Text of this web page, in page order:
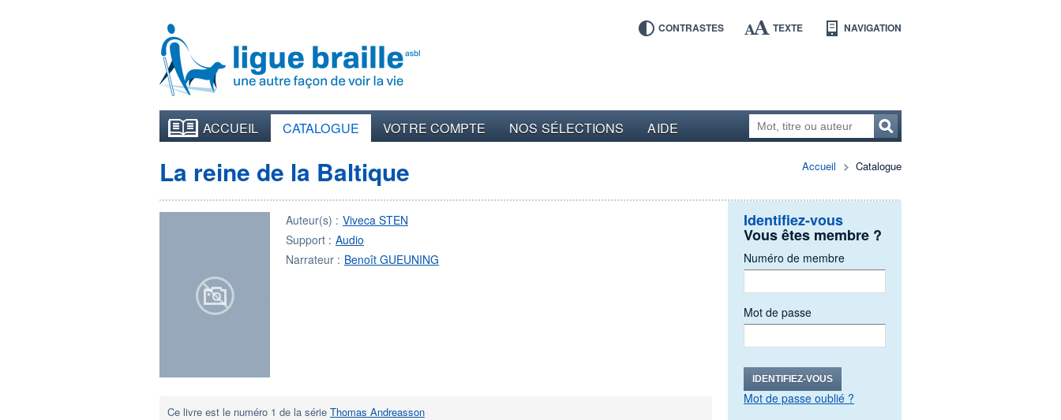
CONTRASTES TEXTE NAVIGATION
ACCUEIL CATALOGUE VOTRE COMPTE NOS SÉLECTIONS AIDE
Accueil Catalogue
La reine de la Baltique
Auteur(s) : Viveca STEN
Support : Audio
Narrateur : Benoît GUEUNING
Ce livre est le numéro 1 de la série Thomas Andreasson
Identifiez-vous
Vous êtes membre ?
Numéro de membre
Mot de passe
IDENTIFIEZ-VOUS
Mot de passe oublié ?